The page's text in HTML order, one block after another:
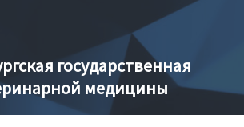
государственная
медицины